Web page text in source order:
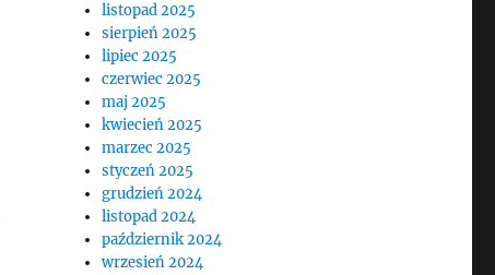
listopad 2025
sierpień 2025
lipiec 2025
czerwiec 2025
maj 2025
kwiecień 2025
marzec 2025
styczeń 2025
grudzień 2024
listopad 2024
październik 2024
wrzesień 2024